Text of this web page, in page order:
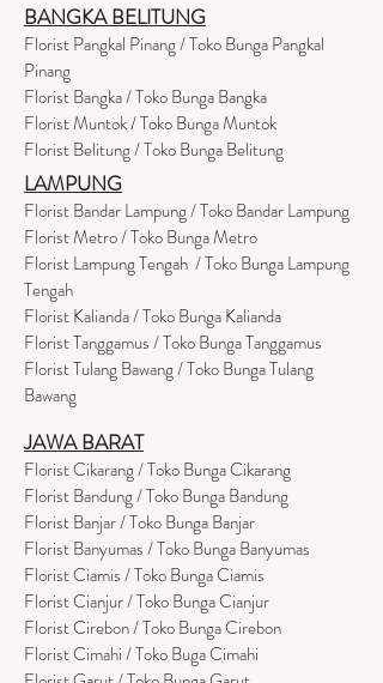
BANGKA BELITUNG
Florist Pangkal Pinang / Toko Bunga Pangkal
Pinang
Florist Bangka / Toko Bunga Bangka
Florist Muntok / Toko Bunga Muntok
Florist Belitung / Toko Bunga Belitung
LAMPUNG
Florist Bandar Lampung / Toko Bandar Lampung
Florist Metro / Toko Bunga Metro
Florist Lampung Tengah / Toko Bunga Lampung
Tengah
Florist Kalianda / Toko Bunga Kalianda
Florist Tanggamus / Toko Bunga Tanggamus
Florist Tulang Bawang / Toko Bunga Tulang
Bawang
JAWA BARAT
Florist Cikarang/ Toko Bunga Cikarang
Florist Bandung / Toko Bunga Bandung
Florist Banjar / Toko Bunga Banjar
Florist Banyumas / Toko Bunga Banyumas
Florist Ciamis / Toko Bunga Ciamis
Florist Cianjur / Toko Bunga Cianjur
Florist Cirebon / Toko Bunga Cirebon
Florist Cimahi / Toko Buga Cimahi